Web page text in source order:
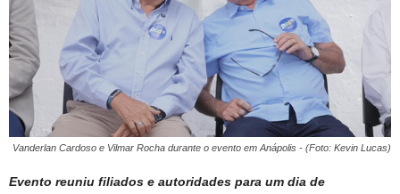
Vanderlan Cardoso e Vilmar Rocha durante o evento em Anápolis - (Foto: Kevin Lucas)
Evento reuniu filiados e autoridades para um dia de